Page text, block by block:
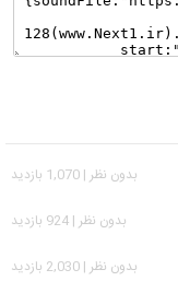
بدون نظر | 1,070 بازدید
بدون نظر | 924 بازدید
بدون نظر | 2,030 بازدید